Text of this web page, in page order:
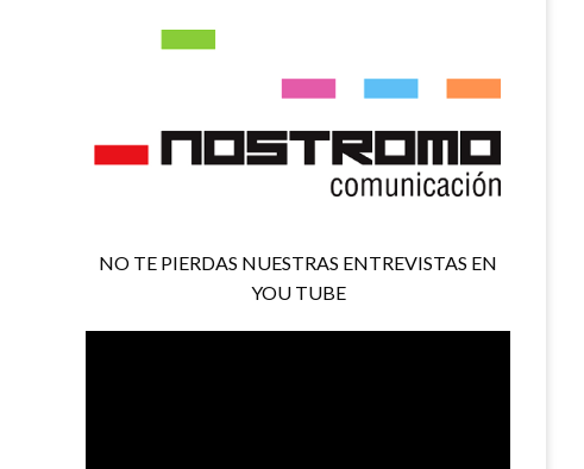
NO TE PIERDAS NUESTRAS ENTREVISTAS EN
YOU TUBE